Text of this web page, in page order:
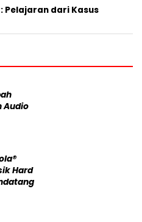
Pelajaran dari Kasus
Audio
Hard